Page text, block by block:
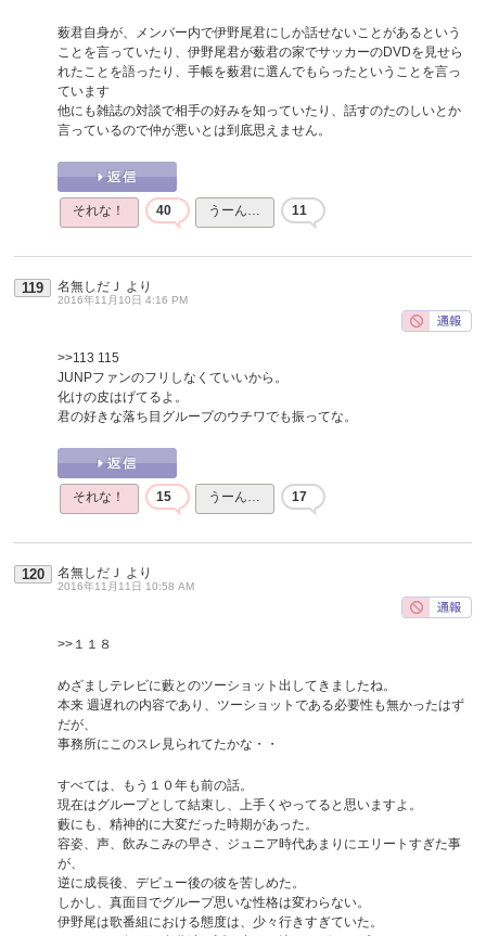
薮君自身が、メンバー内で伊野尾君にしか話せないことがあるという
ことを言っていたり、伊野尾君が薮君の家でサッカーのDVDを見せら
れたことを語ったり、手帳を薮君に選んでもらったということを言っ
ています
他にも雑誌の対談で相手の好みを知っていたり、話すのたのしいとか
言っているので仲が悪いとは到底思えません。
それな！ 40 うーん… 11
119 名無しだＪ より
2016年11月10日 4:16 PM
>>113 115
JUNPファンのフリしなくていいから。
化けの皮はげてるよ。
君の好きな落ち目グループのウチワでも振ってな。
それな！ 15 うーん… 17
120 名無しだＪ より
2016年11月11日 10:58 AM
>>１１８
めざましテレビに藪とのツーショット出してきましたね。
本来 週遅れの内容であり、ツーショットである必要性も無かったはず
だが、
事務所にこのスレ見られてたかな・・
すべては、もう１０年も前の話。
現在はグループとして結束し、上手くやってると思いますよ。
藪にも、精神的に大変だった時期があった。
容姿、声、飲みこみの早さ、ジュニア時代あまりにエリートすぎた事
が、
逆に成長後、デビュー後の彼を苦しめた。
しかし、真面目でグループ思いな性格は変わらない。
伊野尾は歌番組における態度は、少々行きすぎていた。